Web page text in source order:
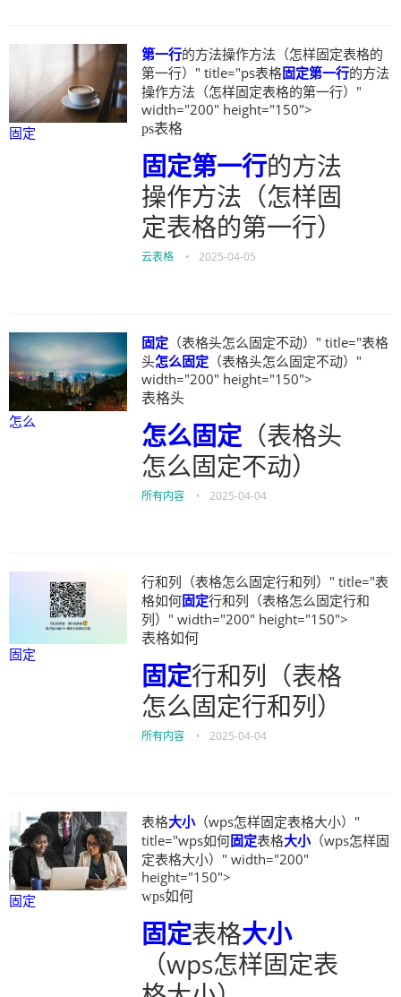
固定
第一行的方法操作方法（怎样固定表格的
第一行）" title="ps表格固定第一行的方法
操作方法（怎样固定表格的第一行）"
width="200" height="150">
ps表格
固定第一行的方法
操作方法（怎样固
定表格的第一行）
云表格 • 2025-04-05
怎么
固定 （表格头怎么固定不动）" title="表格
头怎么固定 （表格头怎么固定不动）"
width="200" height="150">
表格头
怎么固定（表格头
怎么固定不动）
所有内容 • 2025-04-04
固定
行和列（表格怎么固定行和列）" title="表
格如何固定行和列（表格怎么固定行和
列）" width="200" height="150">
表格如何
固定行和列（表格
怎么固定行和列）
所有内容 • 2025-04-04
固定
表格大小（wps怎样固定表格大小）"
title="wps如何固定表格大小（wps怎样固
定表格大小）" width="200"
height="150">
wps如何
固定表格大小
（wps怎样固定表